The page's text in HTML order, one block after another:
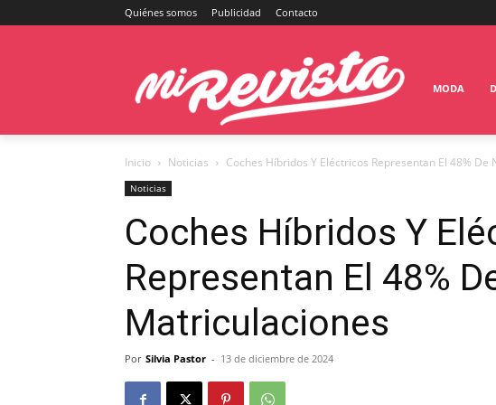
Quiénes somos Publicidad Contacto
MODA
Inicio Noticias Coches Híbridos Y Eléctricos Representan El 48%
Noticias
Coches Híbridos Y
Representan El 48%
Matriculaciones
Por Silvia Pastor - 13 de diciembre de 2024